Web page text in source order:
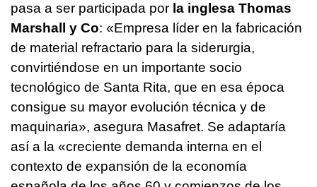
pasa a ser participada por la inglesa Thomas
Marshall y Co: «Empresa líder en la fabricación
de material refractario para la siderurgia,
convirtiéndose en un importante socio
tecnológico de Santa Rita, que en esa época
consigue su mayor evolución técnica y de
maquinaria», asegura Masafret. Se adaptaría
así a la «creciente demanda interna en el
contexto de expansión de la economía